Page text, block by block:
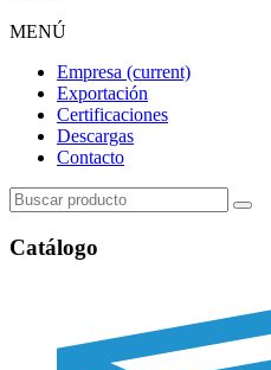
MENÚ
Empresa (current)
Exportación
Certificaciones
Descargas
Contacto
Catálogo